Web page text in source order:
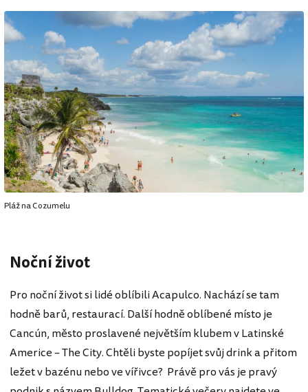
Pláž na Cozumelu
Noční život
Pro noční život si lidé oblíbili Acapulco. Nachází se tam
hodně barů, restaurací. Další hodně oblíbené místo je
Cancún, město proslavené největším klubem v Latinské
Americe – The City. Chtěli byste popíjet svůj drink a přitom
ležet v bazénu nebo ve vířivce? Právě pro vás je pravý